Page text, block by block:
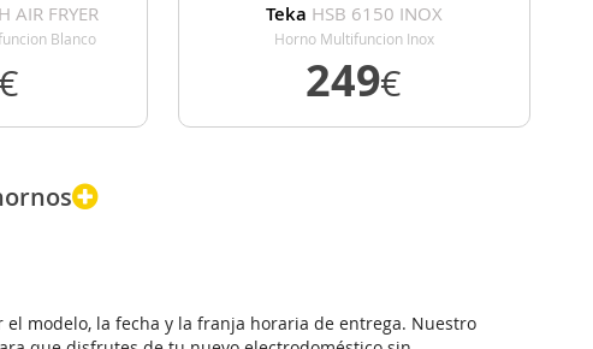
AIR FRYER
Blanco
€
Teka HSB 6150 INOX
Horno Multifuncion Inox
249€
el modelo, la fecha y la franja horaria de entrega. Nuestro